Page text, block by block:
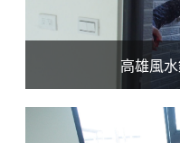
高雄風